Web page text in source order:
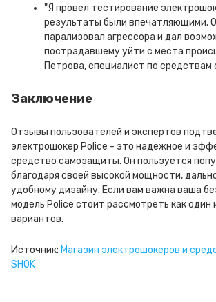
"Я провел тестирование
результаты были впечатляющими.
парализовал агрессора и дал
пострадавшему уйти с места
Петрова, специалист по
Заключение
Отзывы пользователей и экспертов
электрошокер Police - это надежное и
средство самозащиты. Он пользуется
благодаря своей высокой мощности,
удобному дизайну. Если вам важна ваша
модель Police стоит рассмотреть как один
вариантов.
Источник: Магазин электрошокеров и
SHOK